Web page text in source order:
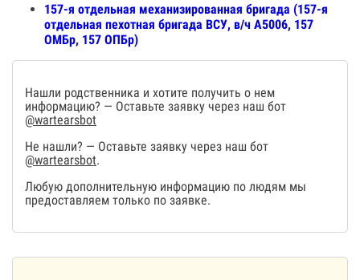
157-я отдельная механизированная бригада (157-я
отдельная пехотная бригада ВСУ, в/ч А5006, 157
ОМБр, 157 ОПБр)
Нашли родственника и хотите получить о нем
информацию? — Оставьте заявку через наш бот
@wartearsbot
Не нашли? — Оставьте заявку через наш бот
@wartearsbot.
Любую дополнительную информацию по людям мы
предоставляем только по заявке.